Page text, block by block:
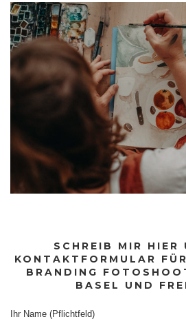
SCHREIB MIR HIER
KONTAKTFORMULAR
BRANDING
BASEL UND
Ihr Name (Pflichtfeld)